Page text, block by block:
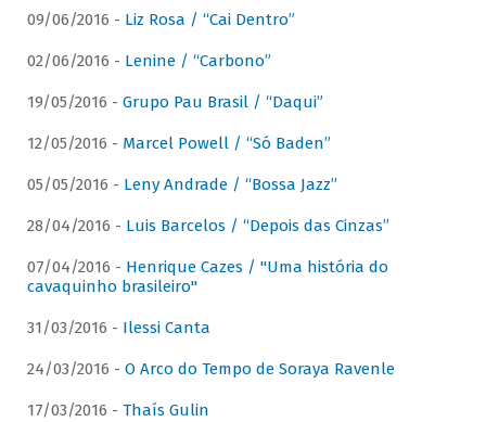
09/06/2016 - Liz Rosa / “Cai Dentro”
02/06/2016 - Lenine / “Carbono”
19/05/2016 - Grupo Pau Brasil / “Daqui”
12/05/2016 - Marcel Powell / “Só Baden”
05/05/2016 - Leny Andrade / “Bossa Jazz”
28/04/2016 - Luis Barcelos / “Depois das Cinzas”
07/04/2016 - Henrique Cazes / "Uma história do
cavaquinho brasileiro"
31/03/2016 - Ilessi Canta
24/03/2016 - O Arco do Tempo de Soraya Ravenle
17/03/2016 - Thaís Gulin